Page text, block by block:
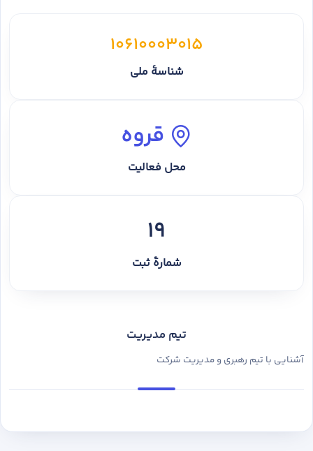
10610003015
شناسهٔ ملی
قروه
محل فعالیت
19
شمارهٔ ثبت
تیم مدیریت
آشنایی با تیم رهبری و مدیریت شرکت